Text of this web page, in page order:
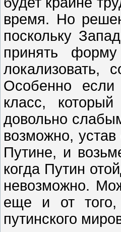
время. Но
поскольку
принять
локализовать,
Особенно если
класс,
довольно
возможно,
Путине, и
когда Путин
невозможно.
еще и от того,
путинского